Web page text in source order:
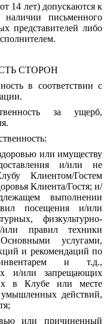
14 лет) допускаются к
письменного
представителей либо
СТОРОН
в соответствии с
за ущерб,
или имуществу
и/или не
Клиентом/Гостем
Клиента/Гостя; и/
выполнении
посещения и/или
физкультурно-
или правил техники
услугами,
и рекомендаций по
инвентарем и т.д.,
и/или запрещающих
в Клубе или месте
умышленных действий,
или причиненный